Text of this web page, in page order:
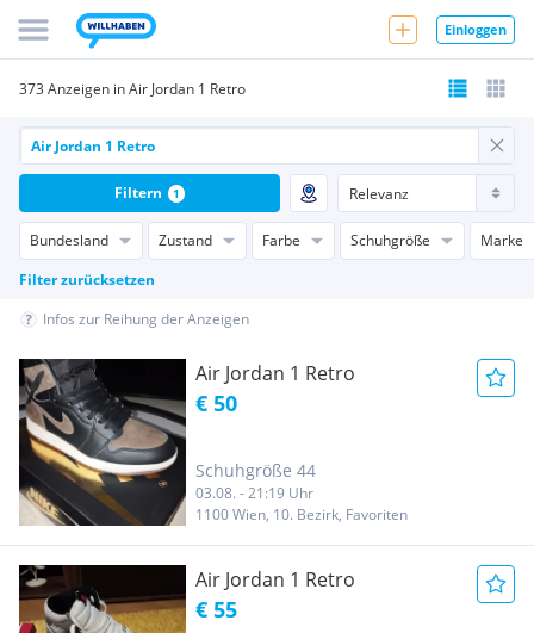
Einloggen
373 Anzeigen in Air Jordan 1 Retro
Bundesland Zustand Farbe Schuhgröße
Marke
Filter zurücksetzen
Filtern 1
Infos zur Reihung der Anzeigen
Air Jordan 1 Retro
€ 50
Schuhgröße 44
03.08. - 21:19 Uhr
1100 Wien, 10. Bezirk, Favoriten
Air Jordan 1 Retro
€ 55